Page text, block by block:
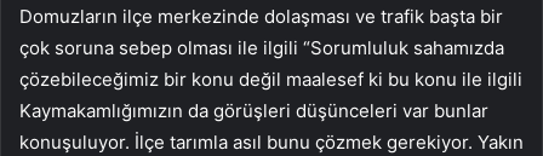
Domuzların ilçe merkezinde dolaşması ve trafik başta bir
çok soruna sebep olması ile ilgili “Sorumluluk sahamızda
çözebileceğimiz bir konu değil maalesef ki bu konu ile ilgili
Kaymakamlığımızın da görüşleri düşünceleri var bunlar
konuşuluyor. İlçe tarımla asıl bunu çözmek gerekiyor. Yakın